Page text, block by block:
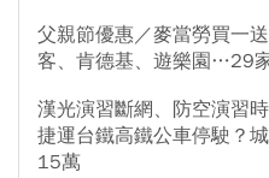
父親節優惠／麥當勞買一
客、肯德基、遊樂園…29
漢光演習斷網、防空演習
捷運台鐵高鐵公車停駛？
15萬